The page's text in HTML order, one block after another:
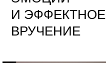
И ЭФФЕКТНОЕ
ВРУЧЕНИЕ